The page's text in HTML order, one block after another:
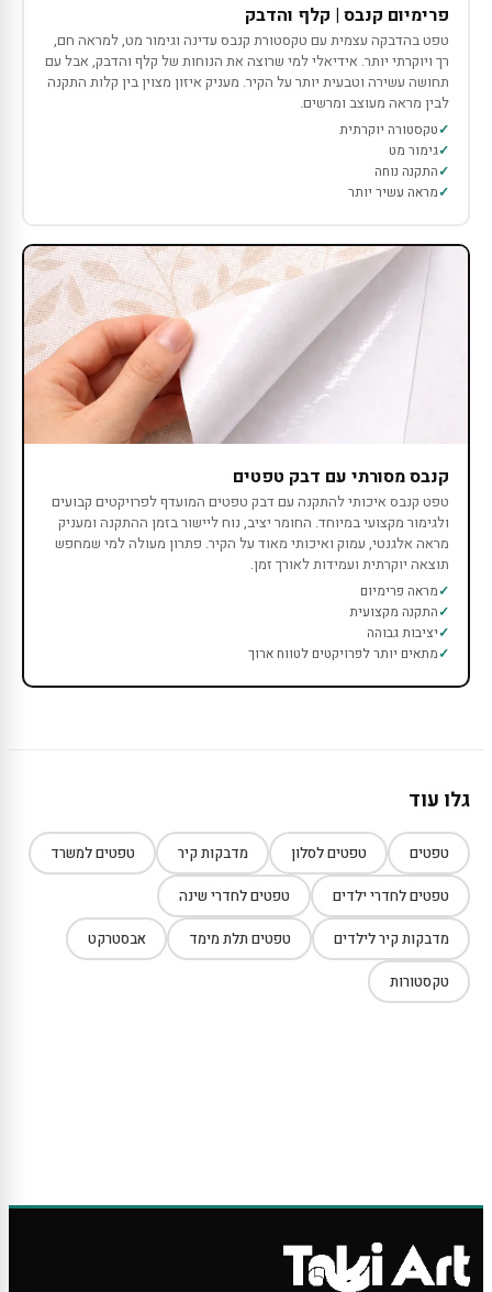
פרימיום קנבס | קלף והדבק
טפט בהדבקה עצמית עם טקסטורת קנבס עדינה וגימור מט, למראה חם,
רך ויוקרתי יותר. אידיאלי למי שרוצה את הנוחות של קלף והדבק, אבל עם
תחושה עשירה וטבעית יותר על הקיר. מעניק איזון מצוין בין קלות התקנה
לבין מראה מעוצב ומרשים.
טקסטורה יוקרתית
גימור מט
התקנה נוחה
מראה עשיר יותר
קנבס מסורתי עם דבק טפטים
טפט קנבס איכותי להתקנה עם דבק טפטים המועדף לפרויקטים קבועים
ולגימור מקצועי במיוחד. החומר יציב, נוח ליישור בזמן ההתקנה ומעניק
מראה אלגנטי, עמוק ואיכותי מאוד על הקיר. פתרון מעולה למי שמחפש
תוצאה יוקרתית ועמידות לאורך זמן.
מראה פרימיום
התקנה מקצועית
יציבות גבוהה
מתאים יותר לפרויקטים לטווח ארוך
גלו עוד
טפטים טפטים לסלון מדבקות קיר טפטים למשרד
טפטים לחדרי ילדים טפטים לחדרי שינה
מדבקות קיר לילדים טפטים תלת מימד אבסטרקט
טקסטורות